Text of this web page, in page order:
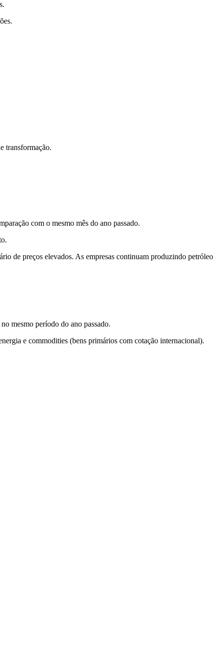
transformação.
com o mesmo mês do ano passado.
de preços elevados. As empresas continuam produzindo petróleo
mesmo período do ano passado.
e commodities (bens primários com cotação internacional).